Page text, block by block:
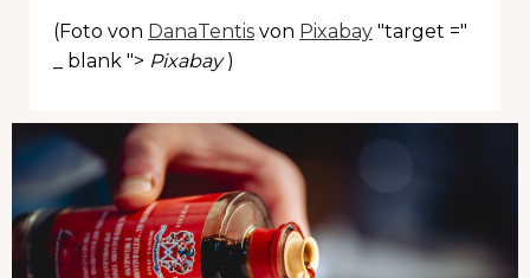
(Foto von DanaTentis von Pixabay "target ="
_ blank "> Pixabay)